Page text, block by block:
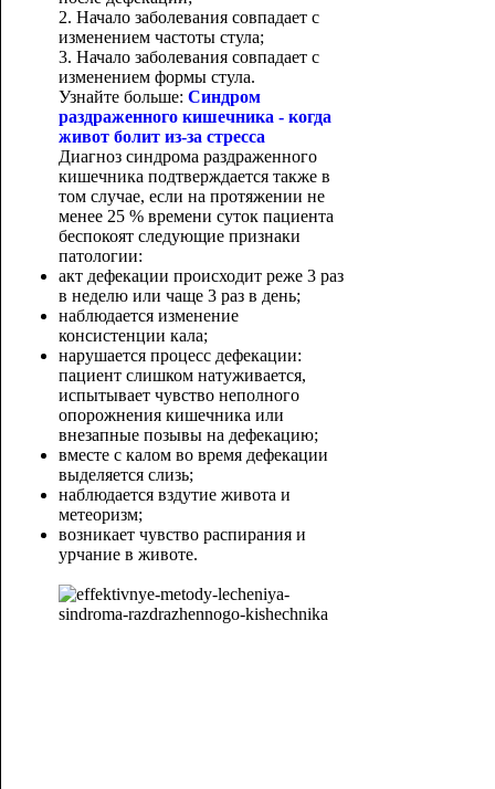
2. Начало заболевания совпадает с
изменением частоты стула;
3. Начало заболевания совпадает с
изменением формы стула.
Узнайте больше: Синдром
раздраженного кишечника - когда
живот болит из-за стресса
Диагноз синдрома раздраженного
кишечника подтверждается также в
том случае, если на протяжении не
менее 25 % времени суток пациента
беспокоят следующие признаки
патологии:
акт дефекации происходит реже 3 раз
в неделю или чаще 3 раз в день;
наблюдается изменение
консистенции кала;
нарушается процесс дефекации:
пациент слишком натуживается,
испытывает чувство неполного
опорожнения кишечника или
внезапные позывы на дефекацию;
вместе с калом во время дефекации
выделяется слизь;
наблюдается вздутие живота и
метеоризм;
возникает чувство распирания и
урчание в животе.